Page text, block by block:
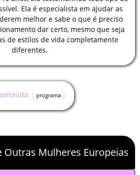
Ela é especialista em ajudar as
melhor e sabe o que é preciso
dar certo, mesmo que seja
de estilos de vida completamente
diferentes.
programa
Outras Mulheres Europeias